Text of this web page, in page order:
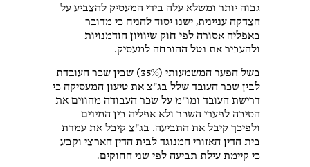
גבוה יותר ומשלא עלה בידי המעסיק להצביע על
הצדקה עניינית, ישנו יסוד להניח כי מדובר
באפליה אסורה לפי חוק שיוויון הזדמנויות
ולהעביר את נטל ההוכחה למעסיק.
בשל הפער המשמעותי (35%) שבין שכר העובדת
לבין שכר העובד שלל בג"צ את טיעון המעסיקה כי
דרישת העובד ומו"מ על שכר העבודה מהווים את
הסיבה לפערי השכר ולא אפליה בין המינים
ולפיכך קיבל את התביעה. בג"צ קיבל את עמדת
בית הדין האזורי המנוגד לבית הדין הארצי וקבע
כי קיימת עילת תביעה לפי שני החוקים.